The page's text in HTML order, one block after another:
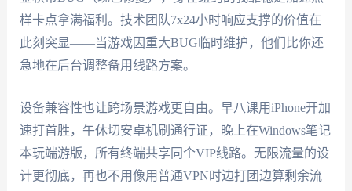
样卡点拿满福利。技术团队7x24小时响应支撑的价值在
此刻突显——当游戏因重大BUG临时维护，他们比你还
急地在后台调整备用线路方案。
设备兼容性也让跨场景游戏更自由。早八课用iPhone开加
速打首胜，午休切安卓机刷通行证，晚上在Windows笔记
本玩端游版，所有终端共享同个VIP线路。无限流量的设
计更彻底，再也不用像用普通VPN时边打团边算剩余流